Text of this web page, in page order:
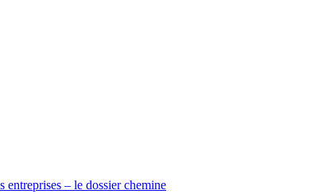
entreprises – le dossier chemine